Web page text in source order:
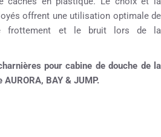
offrent une utilisation optimale de
frottement et le bruit lors de la
pour cabine de douche de la
BAY & JUMP.